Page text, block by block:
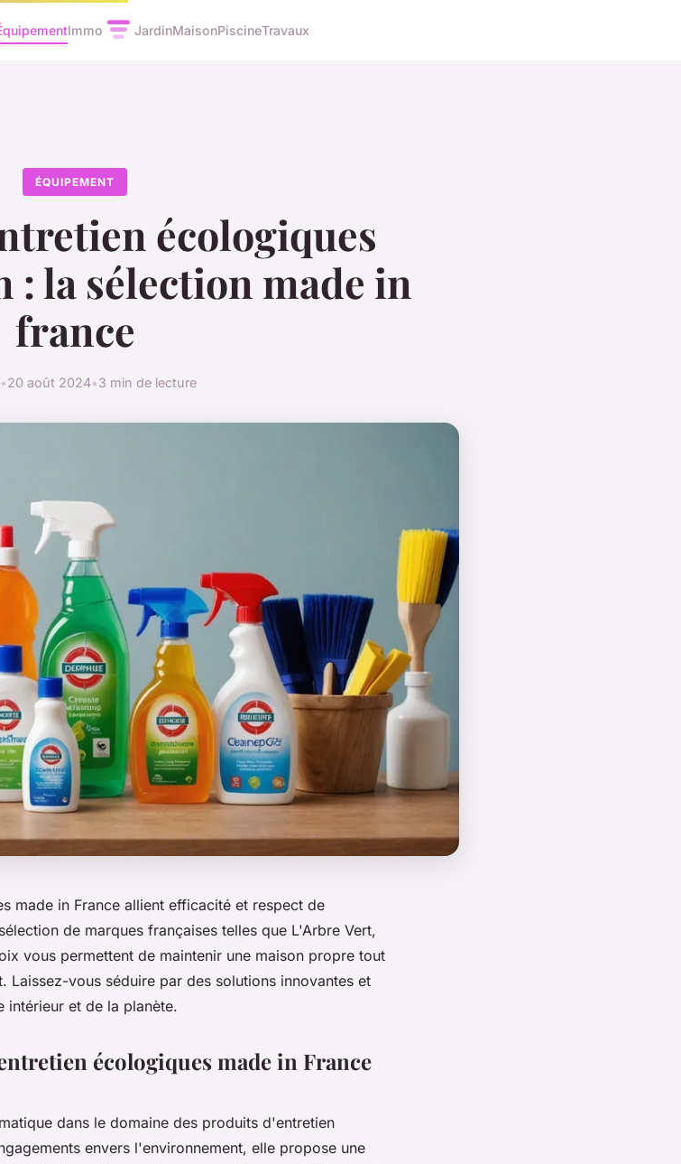
Immo JardinMaisonPiscineTravaux
ÉQUIPEMENT
écologiques
: la sélection made in
france
•20 août 2024•3 min de lecture
made in France allient efficacité et respect de
de marques françaises telles que L'Arbre Vert,
vous permettent de maintenir une maison propre tout
Laissez-vous séduire par des solutions innovantes et
intérieur et de la planète.
écologiques made in France
dans le domaine des produits d'entretien
envers l'environnement, elle propose une